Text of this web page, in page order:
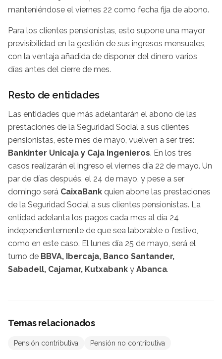
manteniéndose el viernes 22 como fecha fija de abono.
Para los clientes pensionistas, esto supone una mayor
previsibilidad en la gestión de sus ingresos mensuales,
con la ventaja añadida de disponer del dinero varios
días antes del cierre de mes.
Resto de entidades
Las entidades que más adelantarán el abono de las
prestaciones de la Seguridad Social a sus clientes
pensionistas, este mes de mayo, vuelven a ser tres:
Bankinter Unicaja y Caja Ingenieros. En los tres
casos realizarán el ingreso el viernes día 22 de mayo. Un
par de días después, el 24 de mayo, y pese a ser
domingo será CaixaBank quien abone las prestaciones
de la Seguridad Social a sus clientes pensionistas. La
entidad adelanta los pagos cada mes al día 24
independientemente de que sea laborable o festivo,
como en este caso. El lunes día 25 de mayo, será el
turno de BBVA, Ibercaja, Banco Santander,
Sabadell, Cajamar, Kutxabank y Abanca.
Temas relacionados
Pensión contributiva Pensión no contributiva